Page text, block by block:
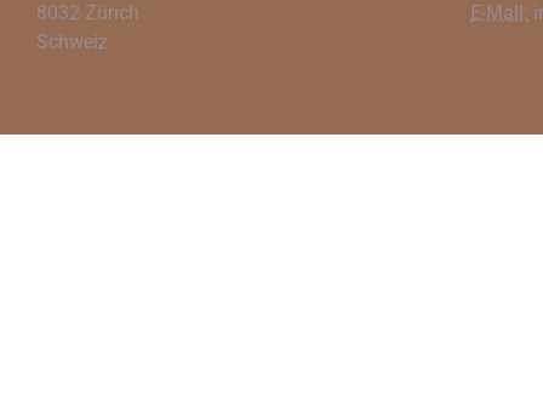
8032 Zürich
Schweiz
E-Mail: